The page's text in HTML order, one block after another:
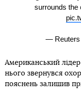
surrounds the
— Reuters
Американський
нього звернувся
пояснень залишив